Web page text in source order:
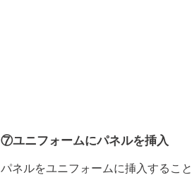
⑦ユニフォームにパネルを挿入
パネルをユニフォームに挿入するこ